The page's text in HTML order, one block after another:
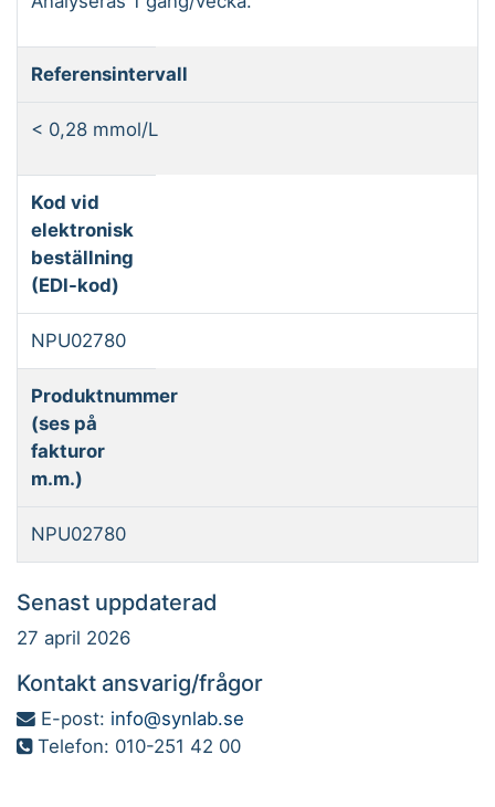
Referensintervall
< 0,28 mmol/L
Kod vid
elektronisk
beställning
(EDI-kod)
NPU02780
Produktnummer
(ses på
fakturor
m.m.)
NPU02780
Senast uppdaterad
27 april 2026
Kontakt ansvarig/frågor
E-post: info@synlab.se
Telefon: 010-251 42 00